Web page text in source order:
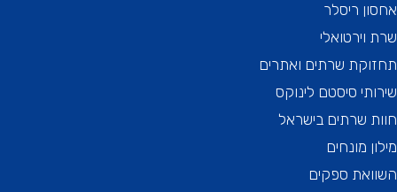
ריסלר
שרתים ואתרים
סיסטם לינוקס
שרתים בישראל
מונחים
ספקים